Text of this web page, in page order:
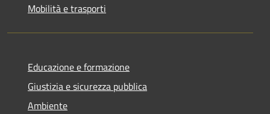
Mobilità e trasporti
Educazione e formazione
Giustizia e sicurezza pubblica
Ambiente